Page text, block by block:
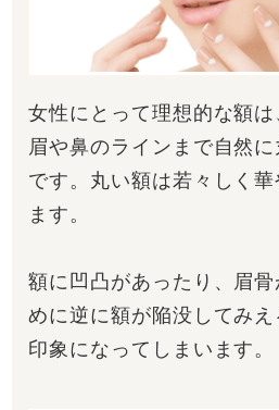
女性にとって理想的な額
眉や鼻のラインまで自然
です。丸い額は若々しく華
ます。
額に凹凸があったり、眉
めに逆に額が陥没してみ
印象になってしまいます。